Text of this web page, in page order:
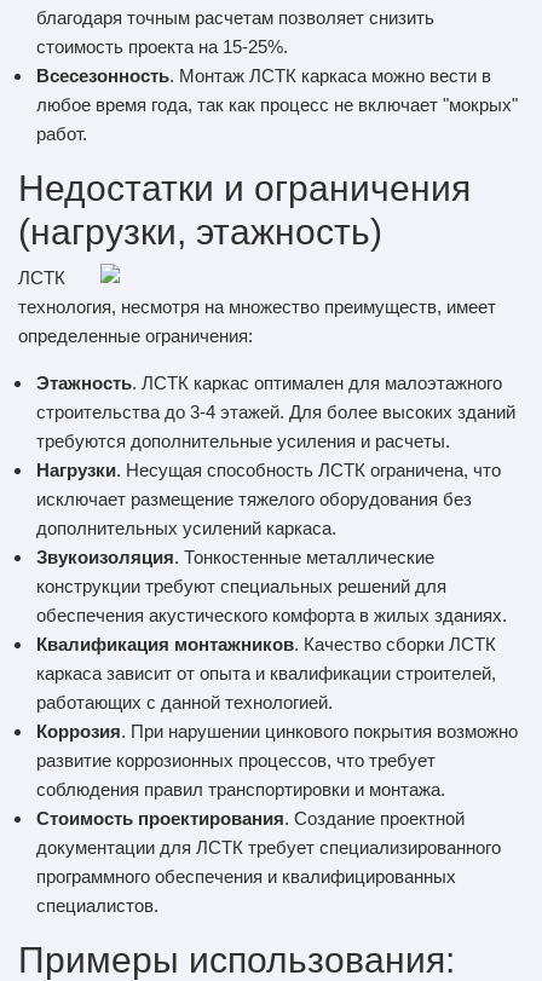
благодаря точным расчетам позволяет снизить
стоимость проекта на 15-25%.
Всесезонность. Монтаж ЛСТК каркаса можно вести в
любое время года, так как процесс не включает "мокрых"
работ.
Недостатки и ограничения
(нагрузки, этажность)
ЛСТК
технология, несмотря на множество преимуществ, имеет
определенные ограничения:
Этажность. ЛСТК каркас оптимален для малоэтажного
строительства до 3-4 этажей. Для более высоких зданий
требуются дополнительные усиления и расчеты.
Нагрузки. Несущая способность ЛСТК ограничена, что
исключает размещение тяжелого оборудования без
дополнительных усилений каркаса.
Звукоизоляция. Тонкостенные металлические
конструкции требуют специальных решений для
обеспечения акустического комфорта в жилых зданиях.
Квалификация монтажников. Качество сборки ЛСТК
каркаса зависит от опыта и квалификации строителей,
работающих с данной технологией.
Коррозия. При нарушении цинкового покрытия возможно
развитие коррозионных процессов, что требует
соблюдения правил транспортировки и монтажа.
Стоимость проектирования. Создание проектной
документации для ЛСТК требует специализированного
программного обеспечения и квалифицированных
специалистов.
Примеры использования: